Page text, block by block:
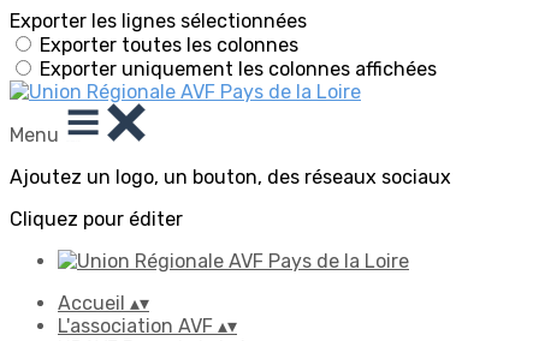
Exporter les lignes sélectionnées
Exporter toutes les colonnes
Exporter uniquement les colonnes affichées
Menu
Ajoutez un logo, un bouton, des réseaux sociaux
Cliquez pour éditer
Accueil ▴▾
L'association AVF ▴▾